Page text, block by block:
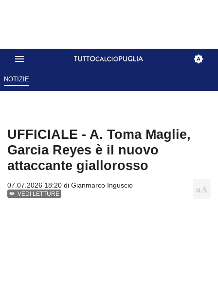
NOTIZIE
UFFICIALE - A. Toma Maglie,
Garcia Reyes è il nuovo
attaccante giallorosso
07.07.2026 18:20 di Gianmarco Inguscio
VEDI LETTURE